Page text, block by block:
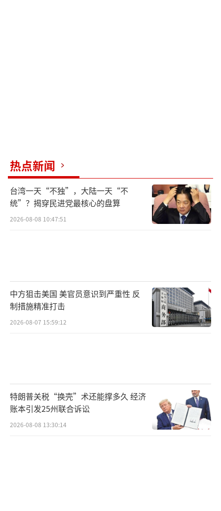
热点新闻
台湾一天“不独”，大陆一天“不
统”？揭穿民进党最核心的盘算
2026-08-08 10:47:51
中方狙击美国 美官员意识到严重性 反
制措施精准打击
2026-08-07 15:59:12
特朗普关税“换壳”术还能撑多久 经济
账本引发25州联合诉讼
2026-08-08 13:30:14